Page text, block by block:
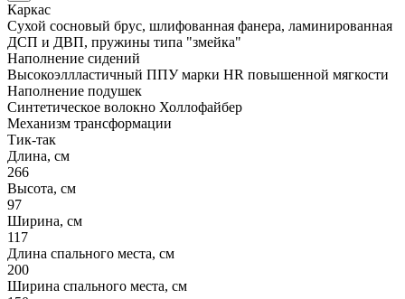
Каркас
Сухой сосновый брус, шлифованная фанера, ламинированная
ДСП и ДВП, пружины типа "змейка"
Наполнение сидений
Высокоэллластичный ППУ марки HR повышенной мягкости
Наполнение подушек
Cинтетическое волокно Холлофайбер
Механизм трансформации
Тик-так
Длина, см
266
Высота, см
97
Ширина, см
117
Длина спального места, см
200
Ширина спального места, см